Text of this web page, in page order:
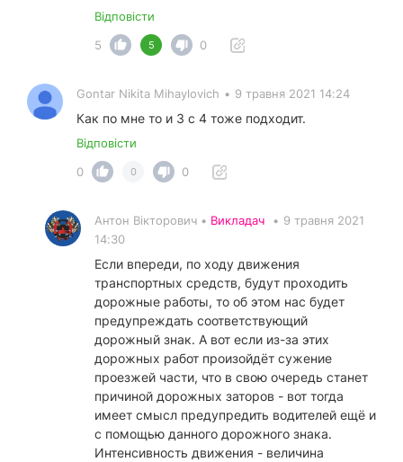
Відповісти
5
5 0
Gontar Nikita Mihaylovich • 9 травня 2021 14:24
Как по мне то и 3 с 4 тоже подходит.
Відповісти
0
0 0
Антон Вікторович • Викладач • 9 травня 2021
14:30
Если впереди, по ходу движения
транспортных средств, будут проходить
дорожные работы, то об этом нас будет
предупреждать соответствующий
дорожный знак. А вот если из-за этих
дорожных работ произойдёт сужение
проезжей части, что в свою очередь станет
причиной дорожных заторов - вот тогда
имеет смысл предупредить водителей ещё и
с помощью данного дорожного знака.
Интенсивность движения - величина